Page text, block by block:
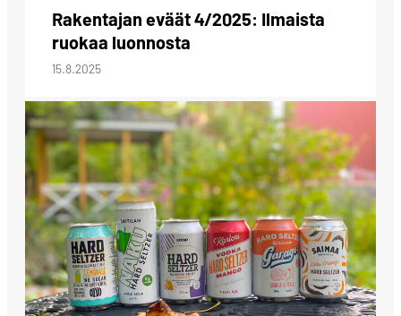
Rakentajan eväät 4/2025: Ilmaista
ruokaa luonnosta
15.8.2025